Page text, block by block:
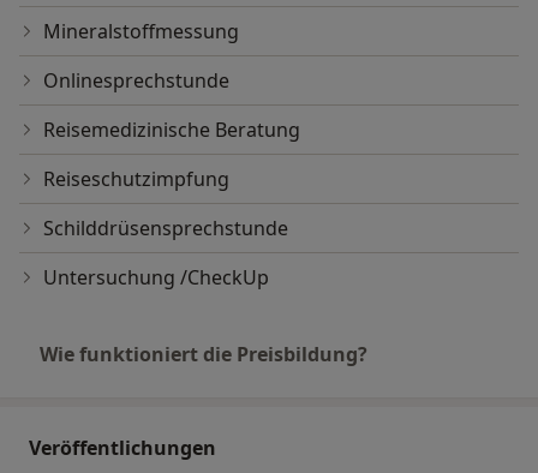
Mineralstoffmessung
Onlinesprechstunde
Reisemedizinische Beratung
Reiseschutzimpfung
Schilddrüsensprechstunde
Untersuchung /CheckUp
Wie funktioniert die Preisbildung?
Veröffentlichungen